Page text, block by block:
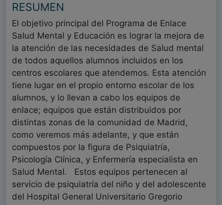
RESUMEN
El objetivo principal del Programa de Enlace
Salud Mental y Educación es lograr la mejora de
la atención de las necesidades de Salud mental
de todos aquellos alumnos incluidos en los
centros escolares que atendemos. Esta atención
tiene lugar en el propio entorno escolar de los
alumnos, y lo llevan a cabo los equipos de
enlace; equipos que están distribuidos por
distintas zonas de la comunidad de Madrid,
como veremos más adelante, y que están
compuestos por la figura de Psiquiatría,
Psicología Clínica, y Enfermería especialista en
Salud Mental. Estos equipos pertenecen al
servicio de psiquiatría del niño y del adolescente
del Hospital General Universitario Gregorio